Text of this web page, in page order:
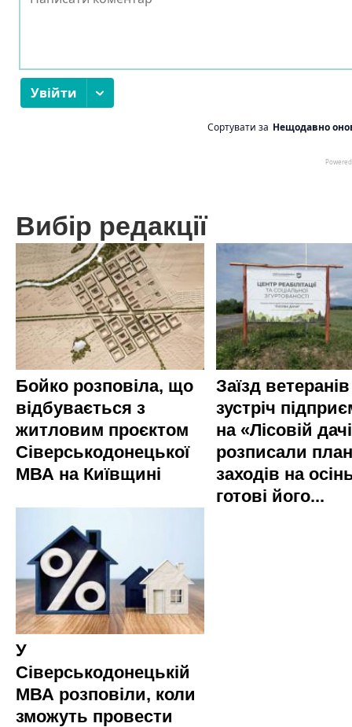
Вибір редакції
Бойко розповіла, що
відбувається з
житловим проєктом
Сіверськодонецької
МВА на Київщині
Заїзд
зустріч
на «Лісовій
розписали план
заходів на
готові його...
У
Сіверськодонецькій
МВА розповіли, коли
зможуть провести